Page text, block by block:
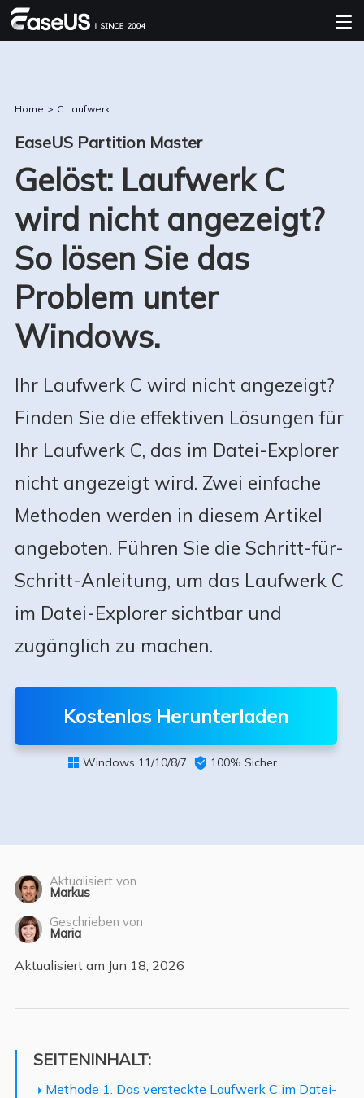
Home > C Laufwerk
EaseUS Partition Master
Gelöst: Laufwerk C
wird nicht angezeigt?
So lösen Sie das
Problem unter
Windows.
Ihr Laufwerk C wird nicht angezeigt?
Finden Sie die effektiven Lösungen für
Ihr Laufwerk C, das im Datei-Explorer
nicht angezeigt wird. Zwei einfache
Methoden werden in diesem Artikel
angeboten. Führen Sie die Schritt-für-
Schritt-Anleitung, um das Laufwerk C
im Datei-Explorer sichtbar und
zugänglich zu machen.
Kostenlos Herunterladen
 Windows 11/10/8/7  100% Sicher
Aktualisiert von
Markus
Geschrieben von
Maria
Aktualisiert am Jun 18, 2026
SEITENINHALT:
Methode 1. Das versteckte Laufwerk C im Datei-